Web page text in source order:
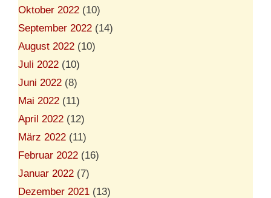
Oktober 2022 (10)
September 2022 (14)
August 2022 (10)
Juli 2022 (10)
Juni 2022 (8)
Mai 2022 (11)
April 2022 (12)
März 2022 (11)
Februar 2022 (16)
Januar 2022 (7)
Dezember 2021 (13)